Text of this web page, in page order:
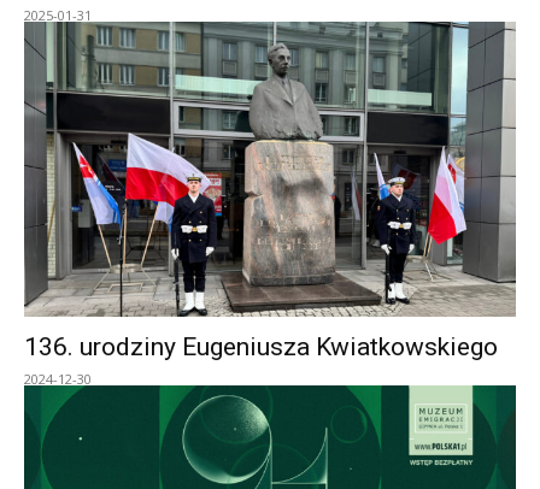
2025-01-31
136. urodziny Eugeniusza Kwiatkowskiego
2024-12-30